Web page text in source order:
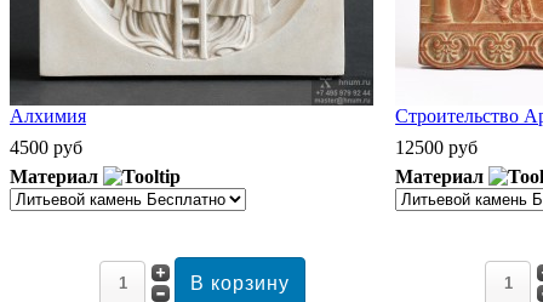
Алхимия
4500 руб
Материал
Строительство
12500 руб
Материал